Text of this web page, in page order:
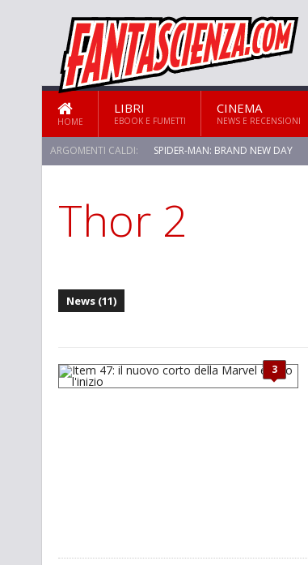
HOME
LIBRI
EBOOK E FUMETTI
CINEMA
NEWS E RECENSIONI
ARGOMENTI CALDI: SPIDER-MAN: BRAND NEW DAY
STAR TREK: STRANGE NEW WORLDS
Thor 2
News (11)
3